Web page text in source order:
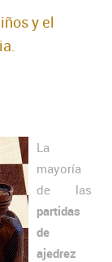
y el
La
mayoría
de las
partidas
de
ajedrez